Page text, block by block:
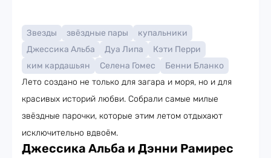
Звезды звёздные пары
купальники
Джессика Альба
Дуа Липа
Кэти Перри
ким кардашьян
Селена Гомес
Бенни Бланко
Лето создано не только для загара и моря, но и для
красивых историй любви. Собрали самые милые
звёздные парочки, которые этим летом отдыхают
исключительно вдвоём.
Джессика Альба и Дэнни Рамирес